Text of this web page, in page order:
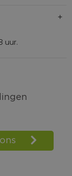
uur.